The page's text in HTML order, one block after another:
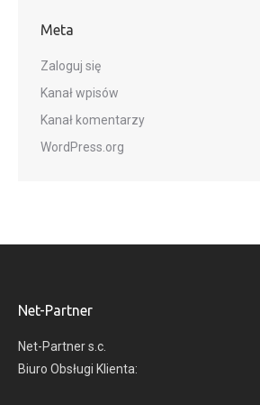
Meta
Zaloguj się
Kanał wpisów
Kanał komentarzy
WordPress.org
Net-Partner
Net-Partner s.c.
Biuro Obsługi Klienta: